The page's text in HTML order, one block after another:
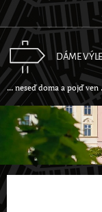
DÁME
... neseď doma a pojď ven